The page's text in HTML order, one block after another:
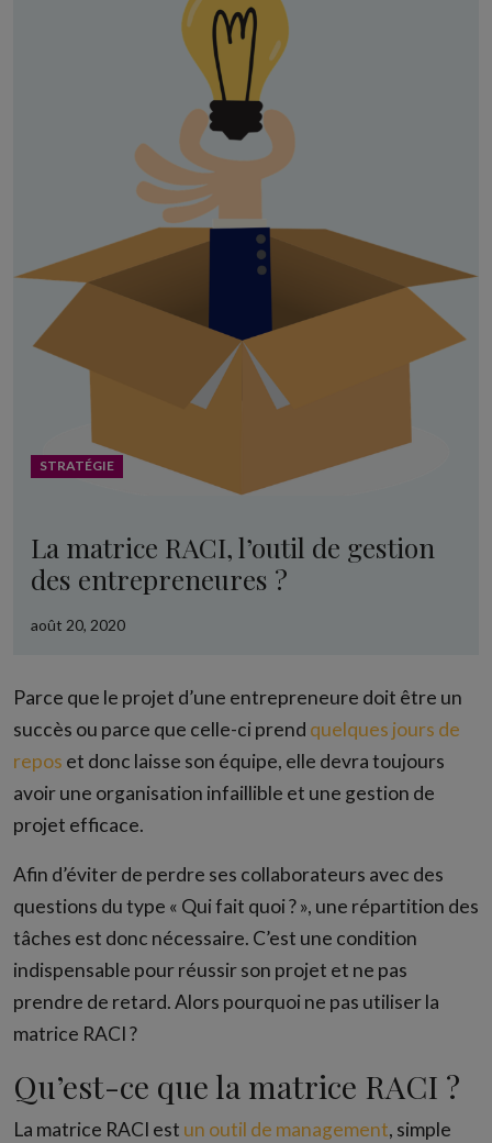
STRATÉGIE
La matrice RACI, l’outil de gestion
des entrepreneures ?
août 20, 2020
Parce que le projet d’une entrepreneure doit être un
succès ou parce que celle-ci prend quelques jours de
repos et donc laisse son équipe, elle devra toujours
avoir une organisation infaillible et une gestion de
projet efficace.
Afin d’éviter de perdre ses collaborateurs avec des
questions du type « Qui fait quoi ? », une répartition des
tâches est donc nécessaire. C’est une condition
indispensable pour réussir son projet et ne pas
prendre de retard. Alors pourquoi ne pas utiliser la
matrice RACI ?
Qu’est-ce que la matrice RACI ?
La matrice RACI est un outil de management, simple